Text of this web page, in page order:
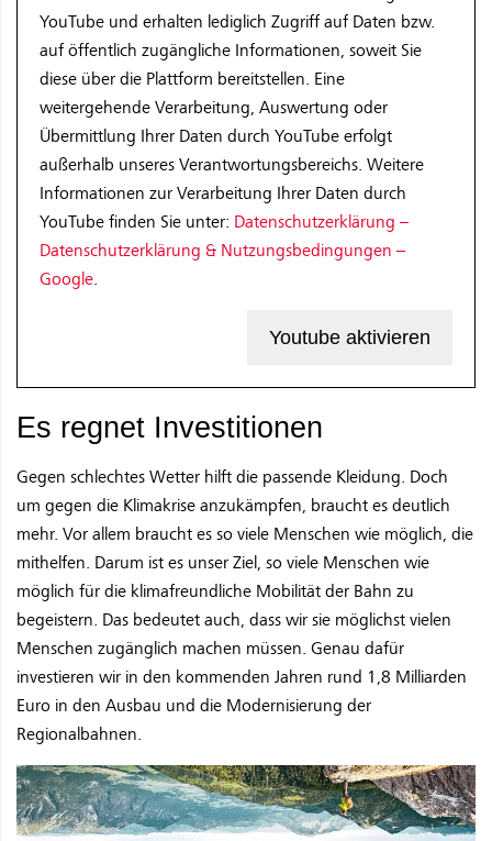
YouTube und erhalten lediglich Zugriff auf Daten bzw.
auf öffentlich zugängliche Informationen, soweit Sie
diese über die Plattform bereitstellen. Eine
weitergehende Verarbeitung, Auswertung oder
Übermittlung Ihrer Daten durch YouTube erfolgt
außerhalb unseres Verantwortungsbereichs. Weitere
Informationen zur Verarbeitung Ihrer Daten durch
YouTube finden Sie unter: Datenschutzerklärung –
Datenschutzerklärung & Nutzungsbedingungen –
Google.
Youtube aktivieren
Es regnet Investitionen
Gegen schlechtes Wetter hilft die passende Kleidung. Doch
um gegen die Klimakrise anzukämpfen, braucht es deutlich
mehr. Vor allem braucht es so viele Menschen wie möglich, die
mithelfen. Darum ist es unser Ziel, so viele Menschen wie
möglich für die klimafreundliche Mobilität der Bahn zu
begeistern. Das bedeutet auch, dass wir sie möglichst vielen
Menschen zugänglich machen müssen. Genau dafür
investieren wir in den kommenden Jahren rund 1,8 Milliarden
Euro in den Ausbau und die Modernisierung der
Regionalbahnen.